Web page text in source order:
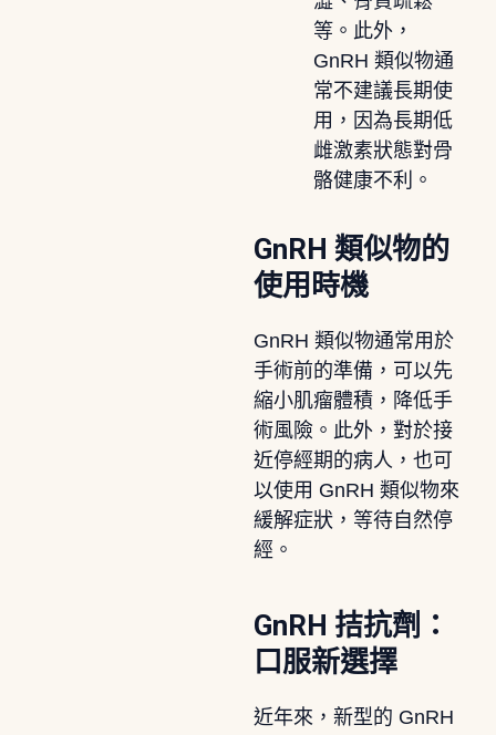
等。此外，
GnRH 類似物通
常不建議長期使
用，因為長期低
雌激素狀態對骨
骼健康不利。
GnRH 類似物的
使用時機
GnRH 類似物通常用於
手術前的準備，可以先
縮小肌瘤體積，降低手
術風險。此外，對於接
近停經期的病人，也可
以使用 GnRH 類似物來
緩解症狀，等待自然停
經。
GnRH 拮抗劑：
口服新選擇
近年來，新型的 GnRH